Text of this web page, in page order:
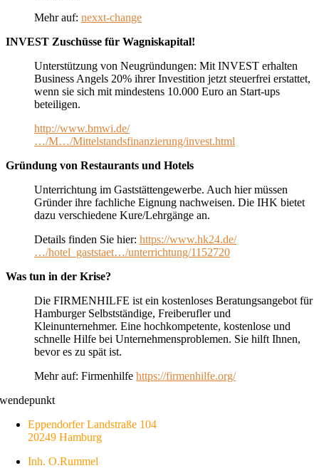
Mehr auf: nexxt-change
INVEST Zuschüsse für Wagniskapital!
Unterstützung von Neugründungen: Mit INVEST erhalten
Business Angels 20% ihrer Investition jetzt steuerfrei erstattet,
wenn sie sich mit mindestens 10.000 Euro an Start-ups
beteiligen.
http://www.bmwi.de/
…/M…/Mittelstandsfinanzierung/invest.html
Gründung von Restaurants und Hotels
Unterrichtung im Gaststättengewerbe. Auch hier müssen
Gründer ihre fachliche Eignung nachweisen. Die IHK bietet
dazu verschiedene Kure/Lehrgänge an.
Details finden Sie hier: https://www.hk24.de/
…/hotel_gaststaet…/unterrichtung/1152720
Was tun in der Krise?
Die FIRMENHILFE ist ein kostenloses Beratungsangebot für
Hamburger Selbstständige, Freiberufler und
Kleinunternehmer. Eine hochkompetente, kostenlose und
schnelle Hilfe bei Unternehmensproblemen. Sie hilft Ihnen,
bevor es zu spät ist.
Mehr auf: Firmenhilfe https://firmenhilfe.org/
wendepunkt
Eppendorfer Landstraße 104
20249 Hamburg
Inh. O.Rummel